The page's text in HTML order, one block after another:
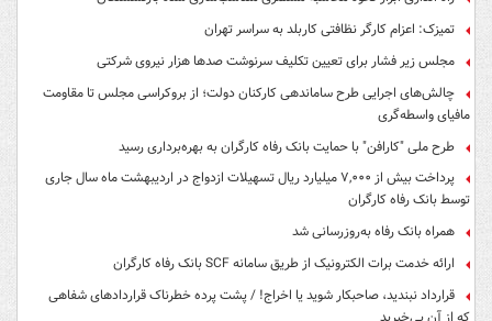
تمیزک: اعزام کارگر نظافتی کاربلد به سراسر تهران
مجلس زیر فشار برای تعیین تکلیف سرنوشت صدها هزار نیروی شرکتی
چالش‌های اجرایی طرح ساماندهی کارکنان دولت؛ از بروکراسی مجلس تا مقاومت
مافیای واسطه‌گری
طرح ملی "کارافن" با حمایت بانک رفاه کارگران به بهره‌برداری رسید
پرداخت بیش از ۷,۰۰۰ میلیارد ریال تسهیلات ازدواج در اردیبهشت ماه سال جاری
توسط بانک رفاه کارگران
همراه بانک رفاه به‌روزرسانی شد
ارائه خدمت برات الکترونیک از طریق سامانه SCF بانک رفاه کارگران
قرارداد نبندید، صاحبکار شوید یا اخراج! / پشت پرده خطرناک قراردادهای شفاهی